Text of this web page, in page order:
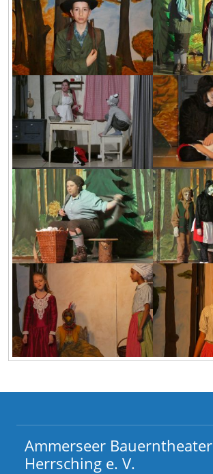
Ammerseer Bauerntheater
Herrsching e. V.